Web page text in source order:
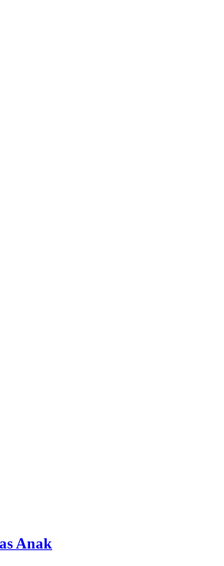
Anak